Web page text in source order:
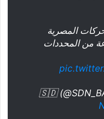
المصرية
من المحددات